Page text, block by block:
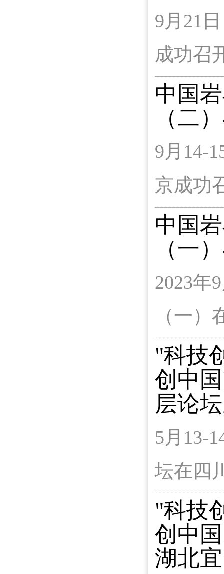
9月21
成功召
中国
（二
9月14-
京成功
中国
（一
2023年
（一
"科技
创中
层论
5月13-
坛在四
"科技
创中
湖北